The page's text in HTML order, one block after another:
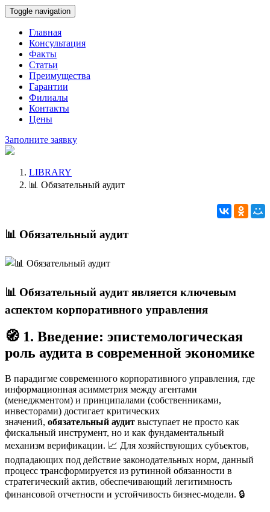
Toggle navigation
Главная
Консультация
Факты
Статьи
Преимущества
Гарантии
Филиалы
Контакты
Цены
Заполните заявку
LIBRARY
📊 Обязательный аудит
📊 Обязательный аудит
📊 Обязательный аудит является ключевым
аспектом корпоративного управления
🧭 1. Введение: эпистемологическая
роль аудита в современной экономике
В парадигме современного корпоративного управления, где
информационная асимметрия между агентами
(менеджментом) и принципалами (собственниками,
инвесторами) достигает критических
значений, обязательный аудит выступает не просто как
фискальный инструмент, но и как фундаментальный
механизм верификации. 📈 Для хозяйствующих субъектов,
подпадающих под действие законодательных норм, данный
процесс трансформируется из рутинной обязанности в
стратегический актив, обеспечивающий легитимность
финансовой отчетности и устойчивость бизнес-модели. 🔒